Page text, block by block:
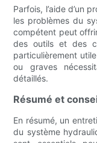
Parfois, l’aide d’un
les problèmes du
compétent peut
des outils et des
particulièrement
ou graves
détaillés.
Résumé et
En résumé, un
du système